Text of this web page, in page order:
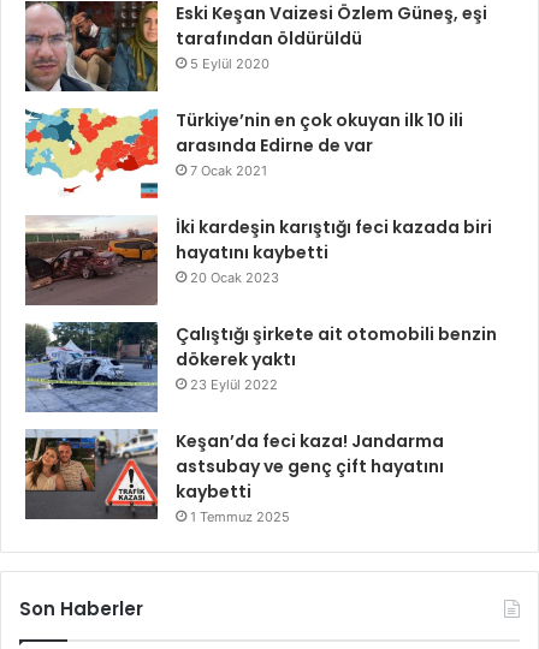
Eski Keşan Vaizesi Özlem Güneş, eşi
tarafından öldürüldü
5 Eylül 2020
Türkiye’nin en çok okuyan ilk 10 ili
arasında Edirne de var
7 Ocak 2021
İki kardeşin karıştığı feci kazada biri
hayatını kaybetti
20 Ocak 2023
Çalıştığı şirkete ait otomobili benzin
dökerek yaktı
23 Eylül 2022
Keşan’da feci kaza! Jandarma
astsubay ve genç çift hayatını
kaybetti
1 Temmuz 2025
Son Haberler